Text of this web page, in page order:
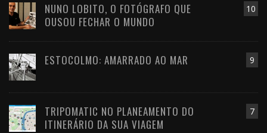
10
NUNO LOBITO, O FOTÓGRAFO QUE
OUSOU FECHAR O MUNDO
9
ESTOCOLMO: AMARRADO AO MAR
7
TRIPOMATIC NO PLANEAMENTO DO
ITINERÁRIO DA SUA VIAGEM